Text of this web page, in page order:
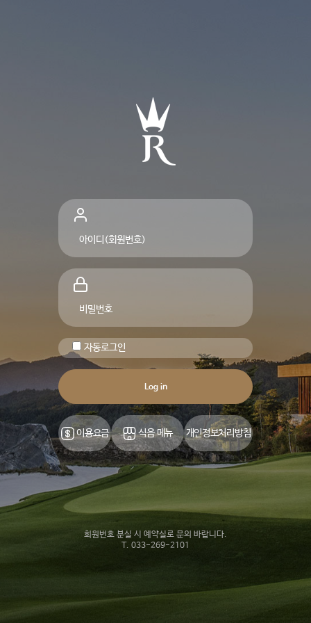
자동로그인
Log in
이용요금 식음 메뉴 개인정보처리방침
회원번호 분실 시 예약실로 문의 바랍니다.
T. 033-269-2101